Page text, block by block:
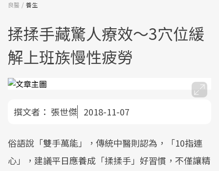
良醫 養生
揉揉手藏驚人療效～3穴位緩
解上班族慢性疲勞
撰文者： 張世傑 2018-11-07
俗語說「雙手萬能」，傳統中醫則認為，「10指連
心」，建議平日應養成「揉揉手」好習慣，不僅讓精